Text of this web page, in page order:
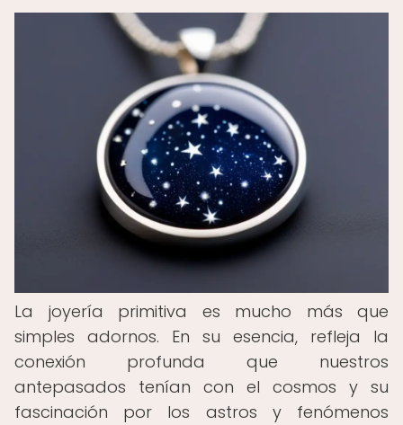
La joyería primitiva es mucho más que
simples adornos. En su esencia, refleja la
conexión profunda que nuestros
antepasados tenían con el cosmos y su
fascinación por los astros y fenómenos